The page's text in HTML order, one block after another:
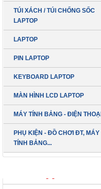
TÚI XÁCH / TÚI CHỐNG SỐC
LAPTOP
LAPTOP
PIN LAPTOP
KEYBOARD LAPTOP
MÀN HÌNH LCD LAPTOP
MÁY TÍNH BẢNG - ĐIỆN THOẠI
PHỤ KIỆN - ĐỒ CHƠI ĐT, MÁY
TÍNH BẢNG...
LCD 22” DELL